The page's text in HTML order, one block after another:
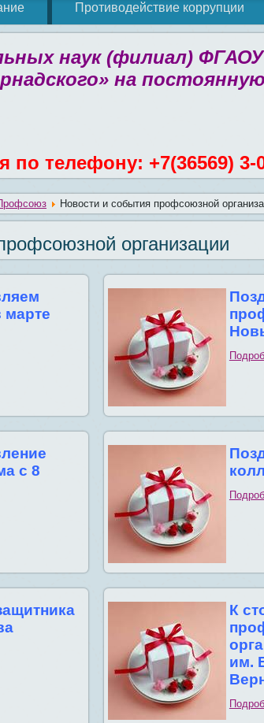
Противодействие коррупции
наук (филиал)
на
по телефону: +7(36569) 3-
Новости и события профсоюзной
организации
марте
с 8
К
им.